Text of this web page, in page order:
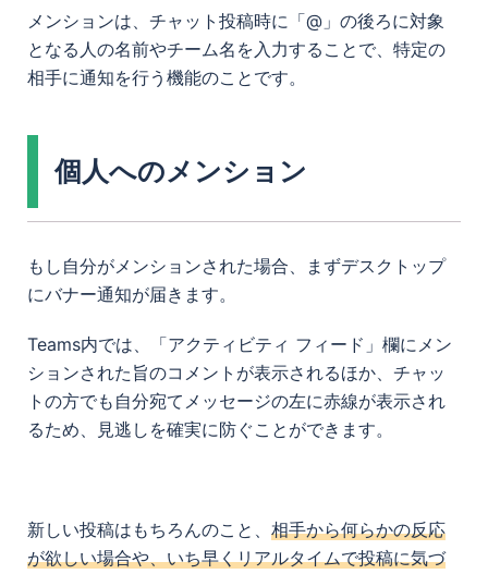
メンションは、チャット投稿時に「@」の後ろに対象
となる人の名前やチーム名を入力することで、特定の
相手に通知を行う機能のことです。
個人へのメンション
もし自分がメンションされた場合、まずデスクトップ
にバナー通知が届きます。
Teams内では、「アクティビティ フィード」欄にメン
ションされた旨のコメントが表示されるほか、チャッ
トの方でも自分宛てメッセージの左に赤線が表示され
るため、見逃しを確実に防ぐことができます。
新しい投稿はもちろんのこと、 相手から何らかの反応
が欲しい場合や、いち早くリアルタイムで投稿に気づ